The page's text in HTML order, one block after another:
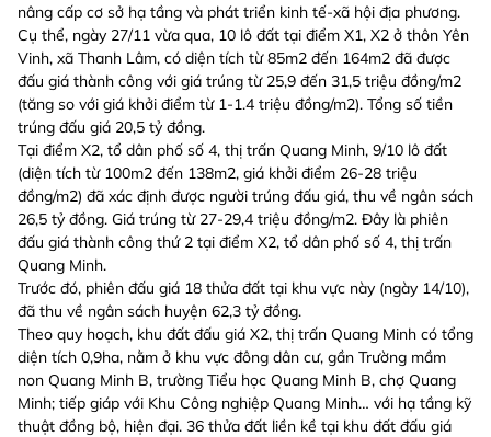
nâng cấp cơ sở hạ tầng và phát triển kinh tế-xã hội địa phương.
Cụ thể, ngày 27/11 vừa qua, 10 lô đất tại điểm X1, X2 ở thôn Yên
Vinh, xã Thanh Lâm, có diện tích từ 85m2 đến 164m2 đã được
đấu giá thành công với giá trúng từ 25,9 đến 31,5 triệu đồng/m2
(tăng so với giá khởi điểm từ 1-1.4 triệu đồng/m2). Tổng số tiền
trúng đấu giá 20,5 tỷ đồng.
Tại điểm X2, tổ dân phố số 4, thị trấn Quang Minh, 9/10 lô đất
(diện tích từ 100m2 đến 138m2, giá khởi điểm 26-28 triệu
đồng/m2) đã xác định được người trúng đấu giá, thu về ngân sách
26,5 tỷ đồng. Giá trúng từ 27-29,4 triệu đồng/m2. Đây là phiên
đấu giá thành công thứ 2 tại điểm X2, tổ dân phố số 4, thị trấn
Quang Minh.
Trước đó, phiên đấu giá 18 thửa đất tại khu vực này (ngày 14/10),
đã thu về ngân sách huyện 62,3 tỷ đồng.
Theo quy hoạch, khu đất đấu giá X2, thị trấn Quang Minh có tổng
diện tích 0,9ha, nằm ở khu vực đông dân cư, gần Trường mầm
non Quang Minh B, trường Tiểu học Quang Minh B, chợ Quang
Minh; tiếp giáp với Khu Công nghiệp Quang Minh… với hạ tầng kỹ
thuật đồng bộ, hiện đại. 36 thửa đất liền kề tại khu đất đấu giá